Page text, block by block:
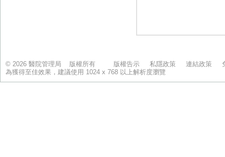
© 2026 醫院管理局 版權所有 版權告示 私隱政策 連結政策
為獲得至佳效果，建議使用 1024 x 768 以上解析度瀏覽